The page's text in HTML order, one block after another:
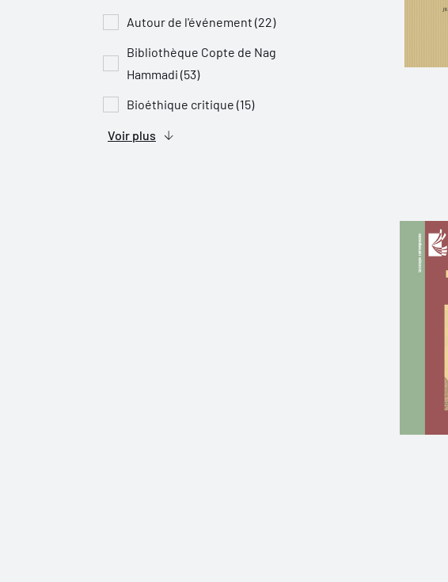
Autour de l'événement (22)
Bibliothèque Copte de Nag
Hammadi (53)
Bioéthique critique (15)
Voir plus